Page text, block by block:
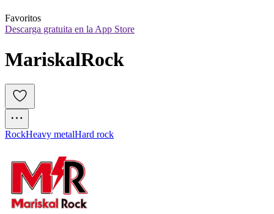
Favoritos
Descarga gratuita en la App Store
MariskalRock
RockHeavy metalHard rock